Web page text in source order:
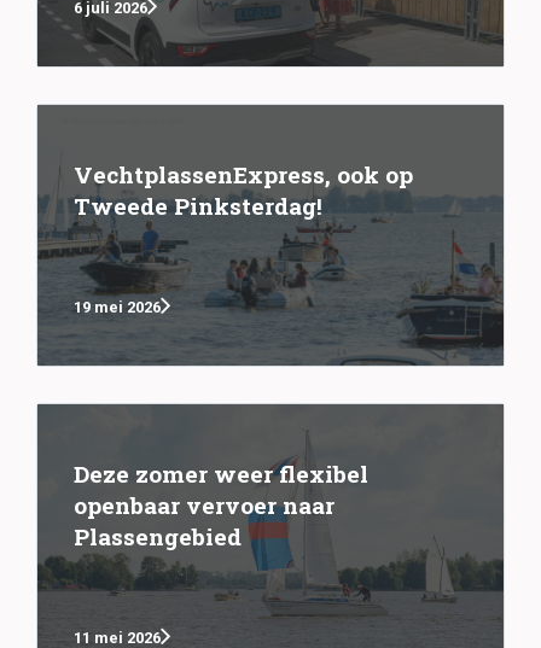
6 juli 2026
VechtplassenExpress, ook op
Tweede Pinksterdag!
19 mei 2026
Deze zomer weer flexibel
openbaar vervoer naar
Plassengebied
11 mei 2026